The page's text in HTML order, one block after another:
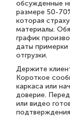
обсужденные
размере 50-
которая
материалы.
график
даты примерки
отгрузки.
Держите
Короткое
каркаса или
доверие.
или видео